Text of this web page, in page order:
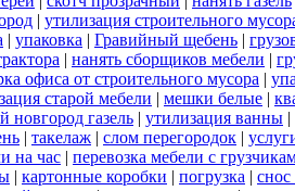
| утилизация строительного
| упаковка | Гравийный щебень |
| нанять сборщиков мебели |
офиса от строительного мусора |
старой мебели | мешки белые |
новгород газель | утилизация ванны |
| такелаж | слом перегородок |
на час | перевозка мебели с
| картонные коробки | погрузка | снос